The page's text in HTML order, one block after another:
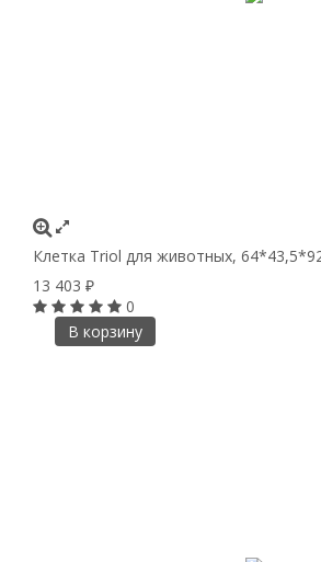
Клетка Triol для животных,
13 403 ₽
0
В корзину